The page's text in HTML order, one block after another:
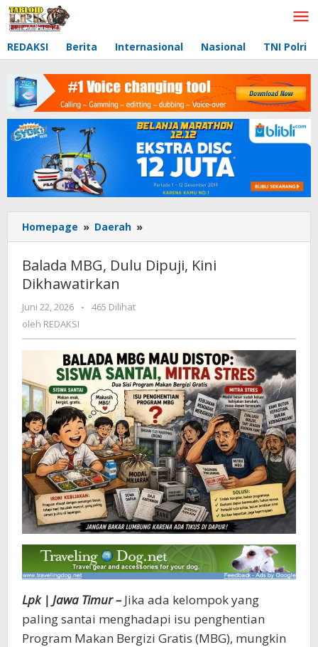
Lewati
ke
REDAKSI Berita Internasional Nasional TNI Polri
Homepage » Daerah »
MBG,
Dipuji,
Balada MBG, Dulu Dipuji, Kini
Dikhawatirkan
Juni 22, 2026
oleh
-
465 Dilihat
oleh REDAKSI
Lpk | Jawa Timur – Jika ada kelompok yang
paling santai menghadapi isu penghentian
Program Makan Bergizi Gratis (MBG), mungkin